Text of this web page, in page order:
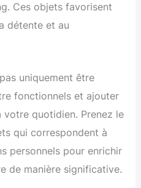
Ces objets favorisent
détente et au
uniquement être
fonctionnels et ajouter
quotidien. Prenez le
qui correspondent à
personnels pour enrichir
de manière significative.